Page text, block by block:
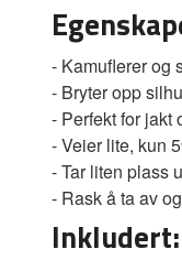
- Kamuflerer og
- Bryter opp
- Perfekt for jakt
- Veier lite, kun
- Tar liten plass
- Rask å ta av
Inkludert: